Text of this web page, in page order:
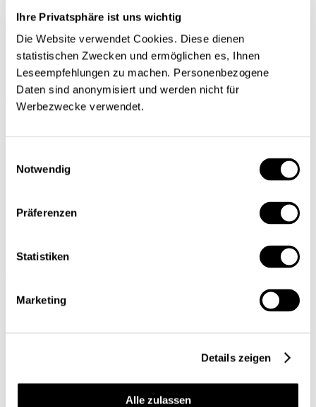
Ihre Privatsphäre ist uns wichtig
Die Website verwendet Cookies. Diese dienen
statistischen Zwecken und ermöglichen es, Ihnen
Leseempfehlungen zu machen. Personenbezogene
Daten sind anonymisiert und werden nicht für
Werbezwecke verwendet.
Notwendig
Präferenzen
Statistiken
Marketing
Details zeigen
Alle zulassen
Mon profil
Prof. Dr. Urs Müller
des clientes et clients
Situation budgétaire actuelle et future des cantons
suisses